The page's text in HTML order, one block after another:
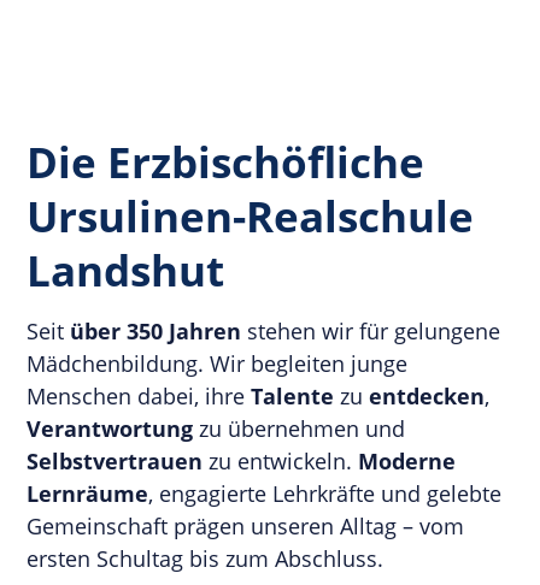
Die Erzbischöfliche
Ursulinen-Realschule
Landshut
Seit über 350 Jahren stehen wir für gelungene
Mädchenbildung. Wir begleiten junge
Menschen dabei, ihreTalente zuentdecken,
Verantwortung zu übernehmen und
Selbstvertrauen zu entwickeln. Moderne
Lernräume, engagierte Lehrkräfte und gelebte
Gemeinschaft prägen unseren Alltag – vom
ersten Schultag bis zum Abschluss.